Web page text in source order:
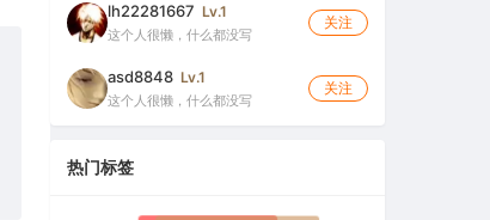
lh22281667 Lv.1
这个人很懒，什么都没写
关注
asd8848 Lv.1
这个人很懒，什么都没写
关注
热门标签